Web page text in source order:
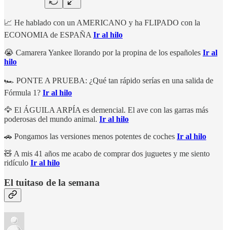
📈 He hablado con un AMERICANO y ha FLIPADO con la
ECONOMIA de ESPAÑA Ir al hilo
😭 Camarera Yankee llorando por la propina de los españoles Ir al
hilo
🏎 PONTE A PRUEBA: ¿Qué tan rápido serías en una salida de
Fórmula 1? Ir al hilo
🦅 El ÁGUILA ARPÍA es demencial. El ave con las garras más
poderosas del mundo animal. Ir al hilo
🚗 Pongamos las versiones menos potentes de coches Ir al hilo
🧸 A mis 41 años me acabo de comprar dos juguetes y me siento
ridículo Ir al hilo
El tuitaso de la semana